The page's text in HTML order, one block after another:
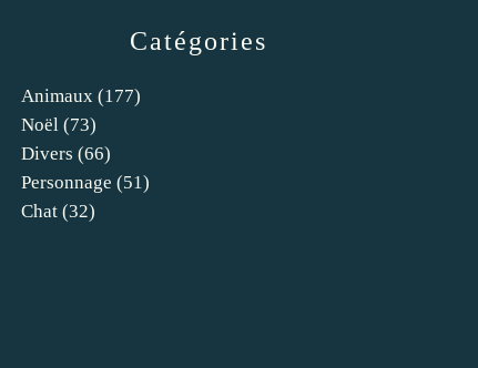
Catégories
Animaux (177)
Noël (73)
Divers (66)
Personnage (51)
Chat (32)